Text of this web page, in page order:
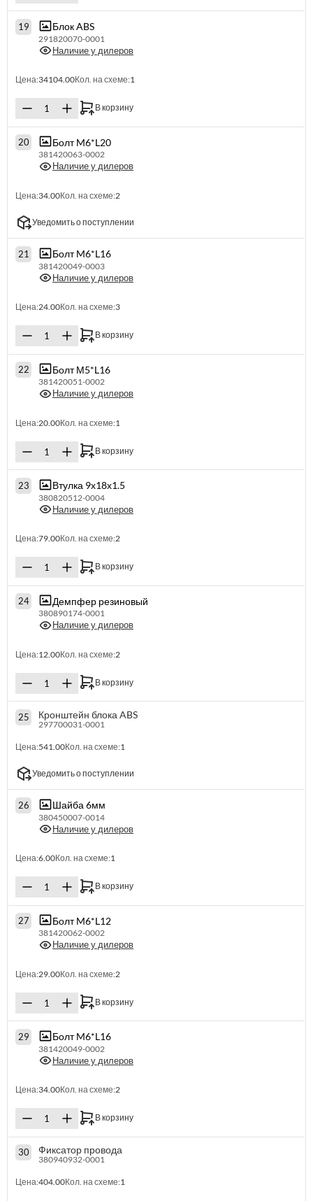
19 Блок ABS
291820070-0001
Наличие у дилеров
Цена:34104.00Кол. на схеме:1
В корзину
20 Болт M6*L20
381420063-0002
Наличие у дилеров
Цена:34.00Кол. на схеме:2
Уведомить о поступлении
21 Болт M6*L16
381420049-0003
Наличие у дилеров
Цена:24.00Кол. на схеме:3
В корзину
22 Болт М5*L16
381420051-0002
Наличие у дилеров
Цена:20.00Кол. на схеме:1
В корзину
23 Втулка 9х18х1.5
380820512-0004
Наличие у дилеров
Цена:79.00Кол. на схеме:2
В корзину
24 Демпфер резиновый
380890174-0001
Наличие у дилеров
Цена:12.00Кол. на схеме:2
В корзину
25 Кронштейн блока ABS
297700031-0001
Цена:541.00Кол. на схеме:1
Уведомить о поступлении
26 Шайба 6мм
380450007-0014
Наличие у дилеров
Цена:6.00Кол. на схеме:1
В корзину
27 Болт M6*L12
381420062-0002
Наличие у дилеров
Цена:29.00Кол. на схеме:2
В корзину
29 Болт M6*L16
381420049-0002
Наличие у дилеров
Цена:34.00Кол. на схеме:2
В корзину
30 Фиксатор провода
380940932-0001
Цена:404.00Кол. на схеме:1